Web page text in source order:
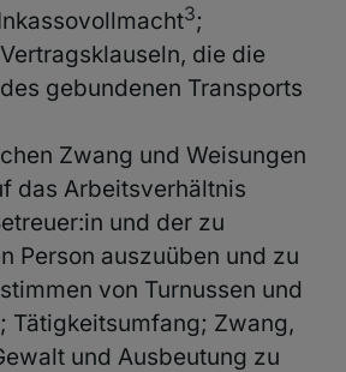
3;
die die
gebundenen Transports
Zwang und Weisungen
das Arbeitsverhältnis
und der zu
Person auszuüben und zu
von Turnussen und
Tätigkeitsumfang; Zwang,
und Ausbeutung zu